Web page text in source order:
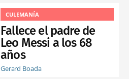
CULEMANÍA
Fallece el padre de
Leo Messi a los 68
años
Gerard Boada